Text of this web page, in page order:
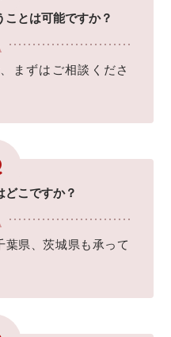
とは可能ですか？
まずはご相談くださ
どこですか？
葉県、茨城県も承って